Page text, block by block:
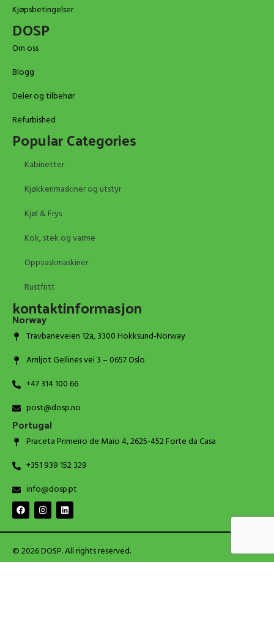
Kjøpsbetingelser
DOSP
Om oss
Blogg
Deler og tilbehør
Refurbished
Popular Categories
Kabinetter
Kjøkkenmaskiner og utstyr
Kjøl & Frys
Kok, stek og varme
Oppvaskmaskiner
Rustfritt
kontaktinformasjon
Norway
Travbaneveien 12a, 3300 Hokksund-Norway
Arnljot Gellines vei 3 – 0657 Oslo
+47 314 100 66
post@dosp.no
Portugal
Praceta Primeiro de Maio 4, 2625-452 Forte da Casa
+351 939 152 329
info@dosp.pt
© 2026 DOSP. All rights reserved.